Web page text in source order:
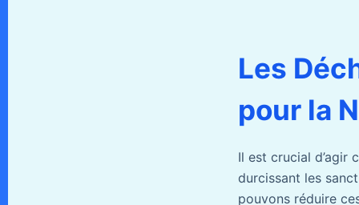
Les
pour la
Il est crucial d’agir
durcissant les
pouvons réduire